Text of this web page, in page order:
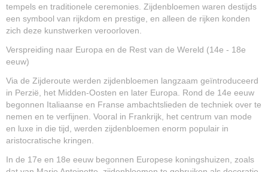
tempels en traditionele ceremonies. Zijdenbloemen waren destijds
een symbool van rijkdom en prestige, en alleen de rijken konden
zich deze kunstwerken veroorloven.
Verspreiding naar Europa en de Rest van de Wereld (14e - 18e
eeuw)
Via de Zijderoute werden zijdenbloemen langzaam geïntroduceerd
in Perzië, het Midden-Oosten en later Europa. Rond de 14e eeuw
begonnen Italiaanse en Franse ambachtslieden de techniek over te
nemen en te verfijnen. Vooral in Frankrijk, het centrum van mode
en luxe in die tijd, werden zijdenbloemen enorm populair in
aristocratische kringen.
In de 17e en 18e eeuw begonnen Europese koningshuizen, zoals